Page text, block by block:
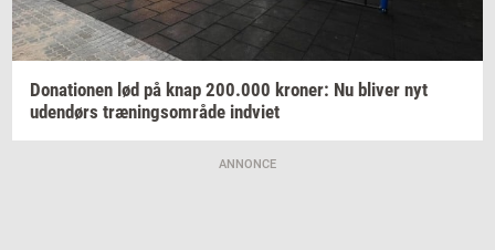
Do­na­tio­nen lød på knap 200.000 kro­ner: Nu bli­ver nyt
uden­dørs træ­nings­om­rå­de ind­vi­et
ANNONCE